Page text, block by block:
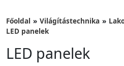
Főoldal Világítástechnika
LED panelek
LED panelek